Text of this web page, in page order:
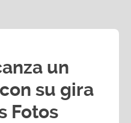
un
su gira
Fotos